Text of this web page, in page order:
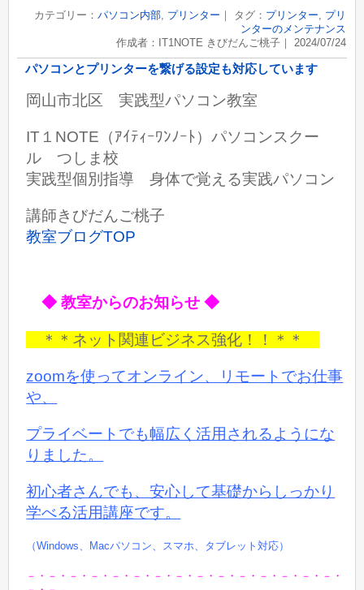
カテゴリー： パソコン内部, プリンター ｜ タグ： プリンター
プリ
ンターのメンテナンス
作成者：IT1NOTE きびだんご桃子｜ 2024/07/24
パソコンとプリンターを繋げる設定も対応しています
岡山市北区 実践型パソコン教室
IT１NOTE（ｱｲﾃｨｰﾜﾝﾉｰﾄ）パソコンスクー
ル つしま校
実践型個別指導 身体で覚える実践パソコン
講師きびだんご桃子
教室ブログTOP
◆ 教室からのお知らせ ◆
＊＊ネット関連ビジネス強化！！＊＊
zoomを使ってオンライン、リモートでお仕事
や、
プライベートでも幅広く活用されるようにな
りました。
初心者さんでも、安心して基礎からしっかり
学べる活用講座です。
（Windows、Macパソコン、スマホ、タブレット対応）
－・－・－・－・－・－・－・－・－・－・－・－・－・－・－・